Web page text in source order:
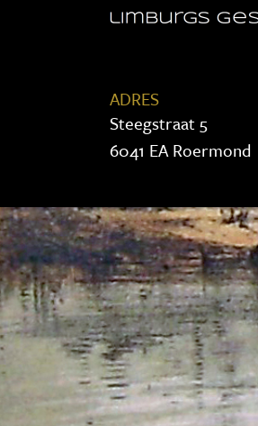
ADRES
Steegstraat 5
6041 EA Roermond